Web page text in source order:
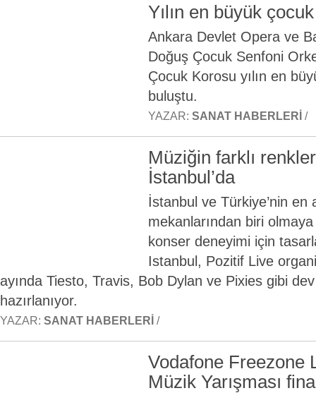
Yılın en büyük
Ankara Devlet Opera ve
Doğuş Çocuk Senfoni
Çocuk Korosu yılın en
buluştu.
YAZAR: SANAT HABERLERI /
Müziğin farklı
İstanbul’da
İstanbul ve Türkiye’nin en
mekanlarından biri
konser deneyimi için
Istanbul, Pozitif Live
ayında Tiesto, Travis, Bob Dylan ve Pixies gibi
hazırlanıyor.
YAZAR: SANAT HABERLERI /
Vodafone Freezone
Müzik Yarışması